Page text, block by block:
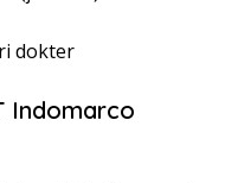
dokter
Indomarco